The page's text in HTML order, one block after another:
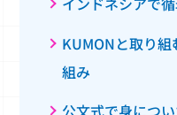
KUMONと取り
組み